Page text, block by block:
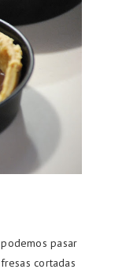
pasar
cortadas